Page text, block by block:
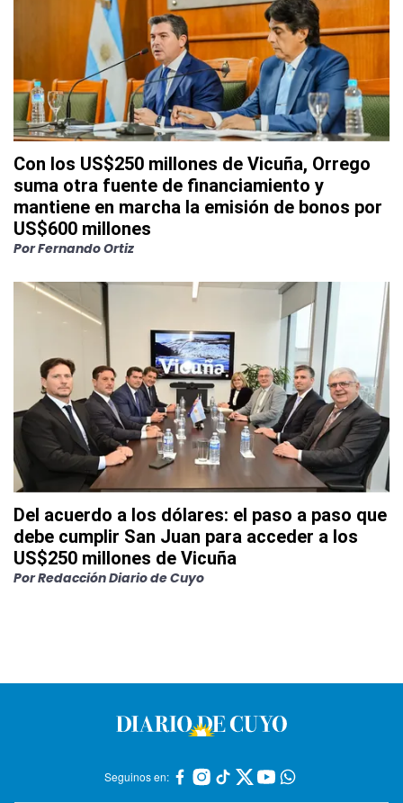
Con los US$250 millones de Vicuña, Orrego
suma otra fuente de financiamiento y
mantiene en marcha la emisión de bonos por
US$600 millones
PorFernando Ortiz
Del acuerdo a los dólares: el paso a paso que
debe cumplir San Juan para acceder a los
US$250 millones de Vicuña
PorRedacción Diario de Cuyo
Seguinos en: